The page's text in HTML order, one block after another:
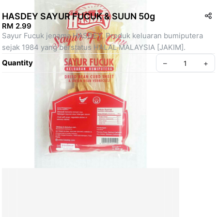
HASDEY SAYUR FUCUK & SUUN 50g
RM 2.99
Sayur Fucuk jenama HASDEY. Produk keluaran bumiputera
sejak 1984 yang berstatus HALAL MALAYSIA [JAKIM].
Quantity
– +
Create your Take App